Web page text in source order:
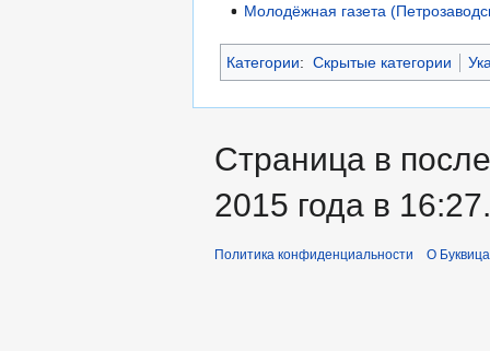
Молодёжная газета
Категории: Скрытые категории
Страница в
2015 года в 16:27.
Политика конфиденциальности О Буквица